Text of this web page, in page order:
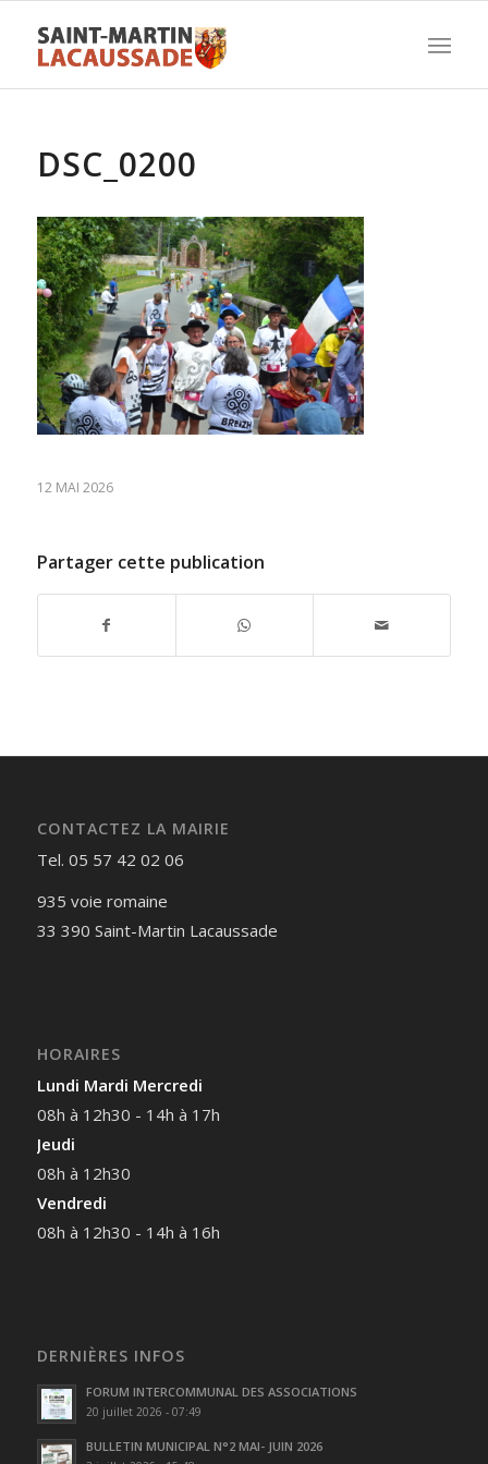
DSC_0200
12 MAI 2026
Partager cette publication
CONTACTEZ LA MAIRIE
Tel. 05 57 42 02 06
935 voie romaine
33 390 Saint-Martin Lacaussade
HORAIRES
Lundi Mardi Mercredi
08h à 12h30 - 14h à 17h
Jeudi
08h à 12h30
Vendredi
08h à 12h30 - 14h à 16h
DERNIÈRES INFOS
FORUM INTERCOMMUNAL DES ASSOCIATIONS
20 juillet 2026 - 07:49
BULLETIN MUNICIPAL N°2 MAI- JUIN 2026